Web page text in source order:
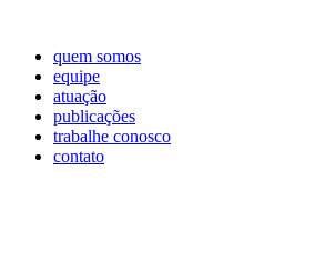
quem somos
equipe
atuação
publicações
trabalhe conosco
contato